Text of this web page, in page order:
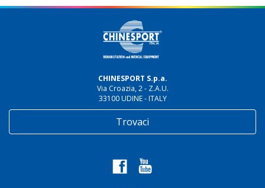
CHINESPORT S.p.a.
Via Croazia, 2 - Z.A.U.
33100 UDINE - ITALY
Trovaci